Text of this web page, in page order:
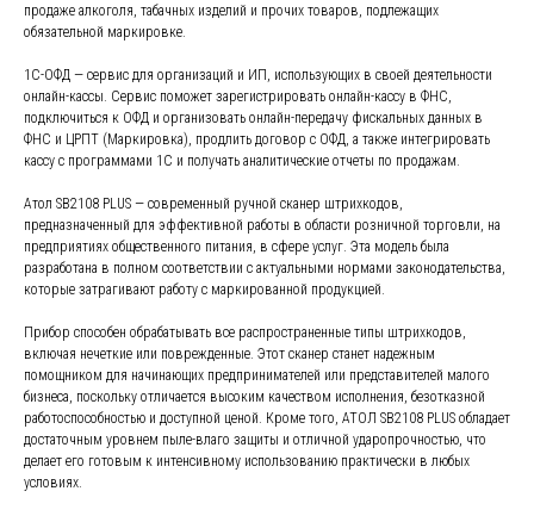
продаже алкоголя, табачных изделий и прочих товаров, подлежащих
обязательной маркировке.
1С-ОФД — сервис для организаций и ИП, использующих в своей деятельности
онлайн-кассы. Сервис поможет зарегистрировать онлайн-кассу в ФНС,
подключиться к ОФД и организовать онлайн-передачу фискальных данных в
ФНС и ЦРПТ (Маркировка), продлить договор с ОФД, а также интегрировать
кассу с программами 1С и получать аналитические отчеты по продажам.
Атол SB2108 PLUS — современный ручной сканер штрихкодов,
предназначенный для эффективной работы в области розничной торговли, на
предприятиях общественного питания, в сфере услуг. Эта модель была
разработана в полном соответствии с актуальными нормами законодательства,
которые затрагивают работу с маркированной продукцией.
Прибор способен обрабатывать все распространенные типы штрихкодов,
включая нечеткие или поврежденные. Этот сканер станет надежным
помощником для начинающих предпринимателей или представителей малого
бизнеса, поскольку отличается высоким качеством исполнения, безотказной
работоспособностью и доступной ценой. Кроме того, АТОЛ SB2108 PLUS обладает
достаточным уровнем пыле-влаго защиты и отличной ударопрочностью, что
делает его готовым к интенсивному использованию практически в любых
условиях.